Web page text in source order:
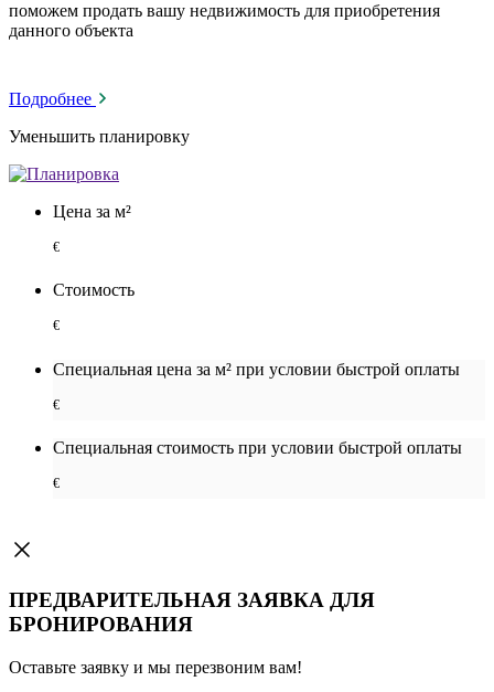
поможем продать вашу недвижимость для приобретения
данного объекта
Подробнее
Уменьшить планировку
Цена за м²
€
Стоимость
€
Специальная цена за м² при условии быстрой оплаты
€
Специальная cтоимость при условии быстрой оплаты
€
ПРЕДВАРИТЕЛЬНАЯ ЗАЯВКА ДЛЯ
БРОНИРОВАНИЯ
Оставьте заявку и мы перезвоним вам!